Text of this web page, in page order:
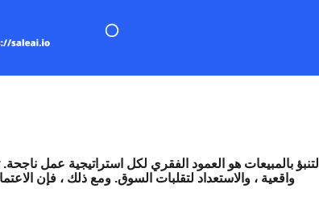
التنبؤ بالمبيعات هو العمود الفقري لكل استراتيجية عمل
واقعية ، والاستعداد لتقلبات السوق. ومع ذلك ، فإن